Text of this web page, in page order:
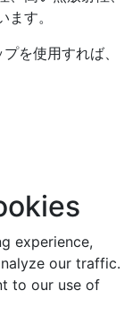
す。
を使用すれば、
experience,
our traffic.
to our use of